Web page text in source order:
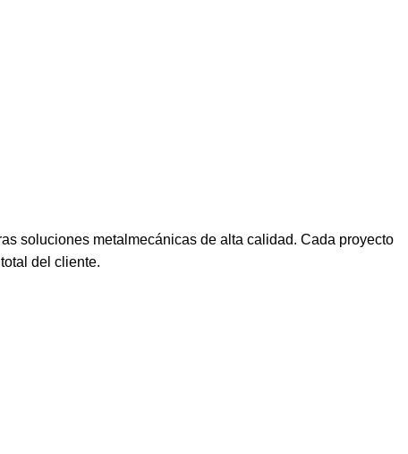
soluciones metalmecánicas de alta calidad. Cada proyecto
del cliente.